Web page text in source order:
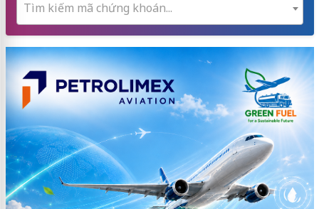
Tìm kiếm mã chứng khoán...